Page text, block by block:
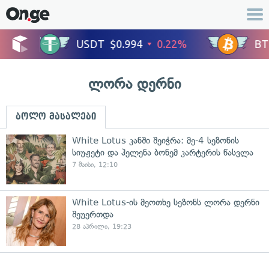
ლორა დერნი
ბოლო მასალები
White Lotus კანში შეიჭრა: მე-4 სეზონის
სიუჟეტი და ჰელენა ბონემ კარტერის წასვლა
7 მაისი, 12:10
White Lotus-ის მეოთხე სეზონს ლორა დერნი
შეუერთდა
28 აპრილი, 19:23